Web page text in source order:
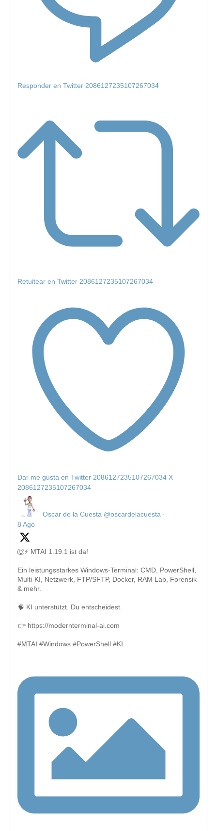
Responder en Twitter 2086127235107267034
Retuitear en Twitter 2086127235107267034
Dar me gusta en Twitter 2086127235107267034 X
2086127235107267034
Oscar de la Cuesta @oscardelacuesta ·
8 Ago
🐺⚡ MTAI 1.19.1 ist da!
Ein leistungsstarkes Windows-Terminal: CMD, PowerShell,
Multi-KI, Netzwerk, FTP/SFTP, Docker, RAM Lab, Forensik
& mehr.
🧠 KI unterstützt. Du entscheidest.
👉 https://modernterminal-ai.com
#MTAI #Windows #PowerShell #KI